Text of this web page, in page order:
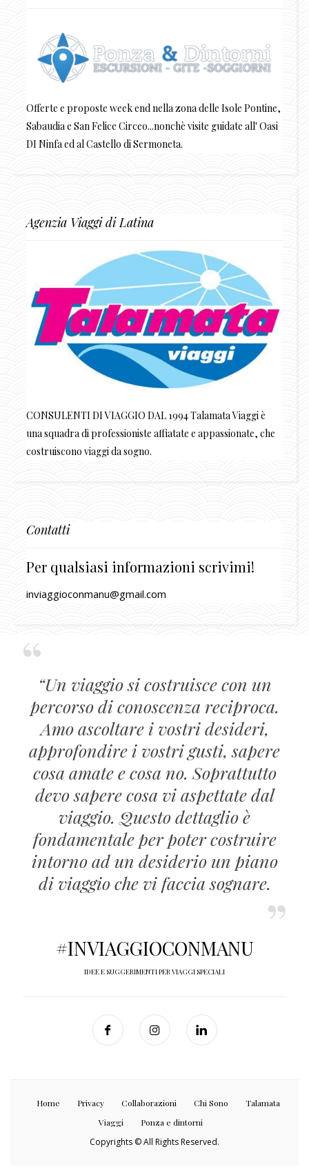
Offerte e proposte week end nella zona delle Isole Pontine,
Sabaudia e San Felice Circeo...nonchè visite guidate all' Oasi
DI Ninfa ed al Castello di Sermoneta.
Agenzia Viaggi di Latina
CONSULENTI DI VIAGGIO DAL 1994 Talamata Viaggi è
una squadra di professioniste affiatate e appassionate, che
costruiscono viaggi da sogno.
Contatti
Per qualsiasi informazioni scrivimi!
inviaggioconmanu@gmail.com
“Un viaggio si costruisce con un
percorso di conoscenza reciproca.
Amo ascoltare i vostri desideri,
approfondire i vostri gusti, sapere
cosa amate e cosa no. Soprattutto
devo sapere cosa vi aspettate dal
viaggio. Questo dettaglio è
fondamentale per poter costruire
intorno ad un desiderio un piano
di viaggio che vi faccia sognare.
#INVIAGGIOCONMANU
IDEE E SUGGERIMENTI PER VIAGGI SPECIALI
Home Privacy Collaborazioni Chi Sono
Talamata
Viaggi
Ponza e dintorni
Copyrights © All Rights Reserved.